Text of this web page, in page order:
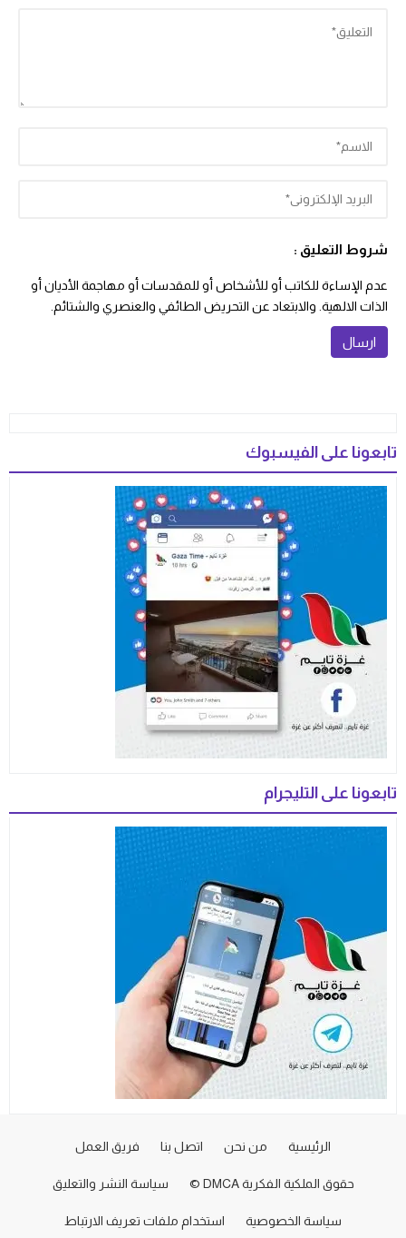
شروط التعليق :
عدم الإساءة للكاتب أو للأشخاص أو للمقدسات أو مهاجمة الأديان أو
الذات الالهية. والابتعاد عن التحريض الطائفي والعنصري والشتائم.
تابعونا على الفيسبوك
تابعونا على التليجرام
الرئيسية من نحن اتصل بنا فريق العمل
حقوق الملكية الفكرية DMCA © سياسة النشر والتعليق
سياسة الخصوصية استخدام ملفات تعريف الارتباط